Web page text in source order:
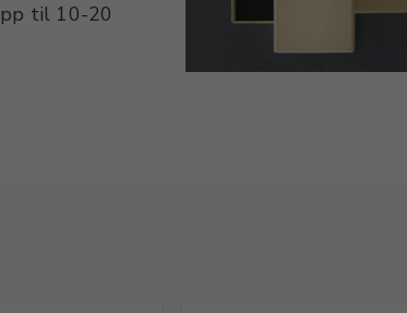
til 10-20
en panne-